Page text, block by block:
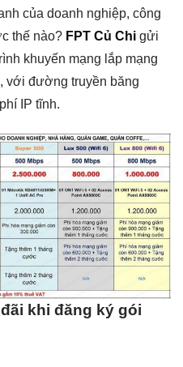
của doanh nghiệp, công
thế nào? FPT Củ Chi gửi
khuyến mạng lắp mạng
với đường truyền băng
IP tĩnh.
khi đăng ký gói